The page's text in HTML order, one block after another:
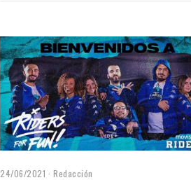
24/06/2021 Redacción